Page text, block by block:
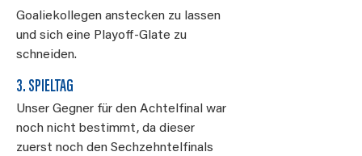
Goaliekollegen anstecken zu lassen
und sich eine Playoff-Glate zu
schneiden.
3. SPIELTAG
Unser Gegner für den Achtelfinal war
noch nicht bestimmt, da dieser
zuerst noch den Sechzehntelfinals